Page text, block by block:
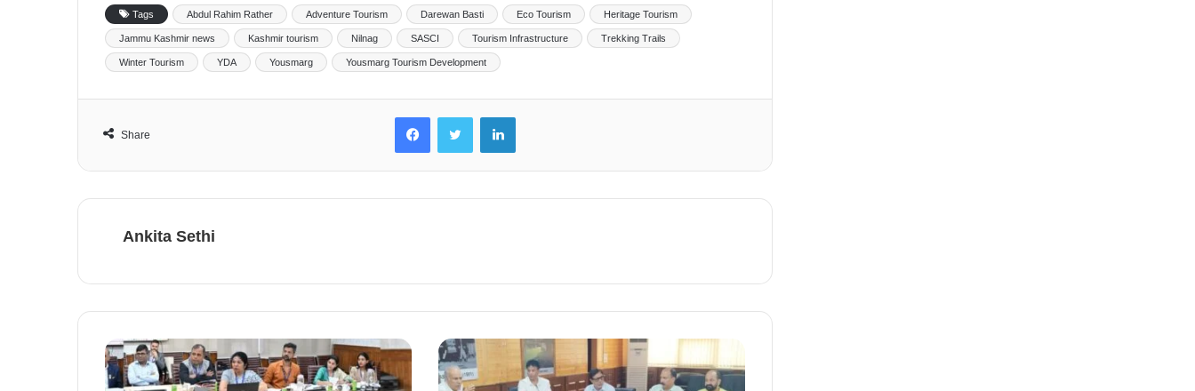
Tags Abdul Rahim Rather Adventure Tourism Darewan Basti Eco Tourism Heritage Tourism
Jammu Kashmir news Kashmir tourism Nilnag SASCI Tourism Infrastructure Trekking Trails
Winter Tourism YDA Yousmarg Yousmarg Tourism Development
Share
Ankita Sethi